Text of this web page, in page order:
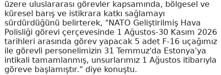
üzere uluslararası görevler kapsamında, bölgesel ve
küresel barış ve istikrara katkı sağlamayı
sürdürdüğünü belirterek, "NATO Geliştirilmiş Hava
Polisliği görevi çerçevesinde 1 Ağustos-30 Kasım 2026
tarihleri arasında görev yapacak 5 adet F-16 uçağımız
ile görevli personelimizin 31 Temmuz'da Estonya'ya
intikali tamamlanmış, unsurlarımız 1 Ağustos itibarıyla
göreve başlamıştır." diye konuştu.